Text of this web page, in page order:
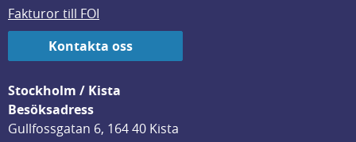
Fakturor till FOI
Kontakta oss
Stockholm / Kista
Besöksadress
Gullfossgatan 6, 164 40 Kista